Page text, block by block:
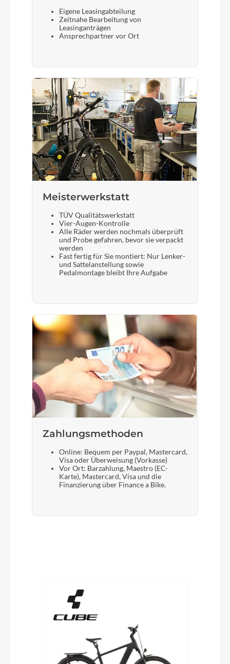
Eigene Leasingabteilung
Zeitnahe Bearbeitung von
Leasinganträgen
Ansprechpartner vor Ort
Meisterwerkstatt
TÜV Qualitätswerkstatt
Vier-Augen-Kontrolle
Alle Räder werden nochmals überprüft
und Probe gefahren, bevor sie verpackt
werden
Fast fertig für Sie montiert: Nur Lenker-
und Sattelanstellung sowie
Pedalmontage bleibt Ihre Aufgabe
Zahlungsmethoden
Online: Bequem per Paypal, Mastercard,
Visa oder Überweisung (Vorkasse)
Vor Ort: Barzahlung, Maestro (EC-
Karte), Mastercard, Visa und die
Finanzierung über Finance a Bike.